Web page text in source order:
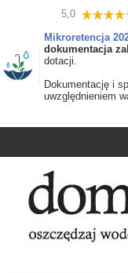
5,0
Mikroretencja
dokumentacja
dotacji.
Dokumentację i
uwzględnieniem